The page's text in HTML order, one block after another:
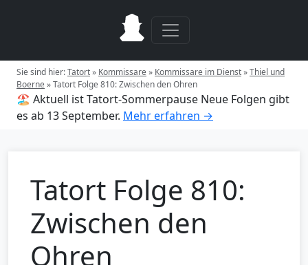
Sie sind hier:Tatort» Kommissare» Kommissare im Dienst»Thiel und
Boerne»Tatort Folge 810: Zwischen den Ohren
🏖️ Aktuell ist Tatort-Sommerpause Neue Folgen gibt
es ab 13 September. Mehr erfahren →
Tatort Folge 810:
Zwischen den
Ohren